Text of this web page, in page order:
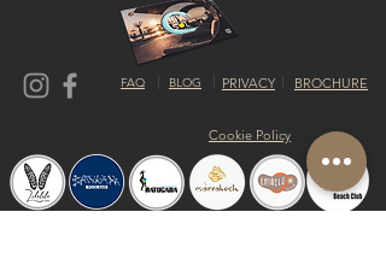
FAQ BLOG PRIVACY BROCHURE
Cookie Policy